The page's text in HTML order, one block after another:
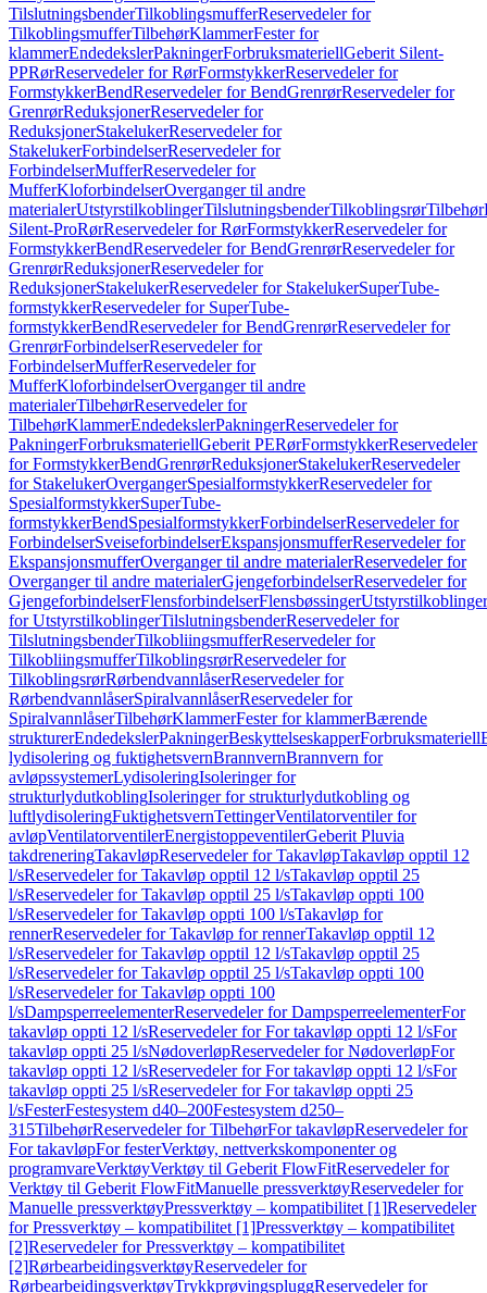
TilslutningsbenderTilkoblingsmufferReservedeler for
TilkoblingsmufferTilbehørKlammerFester for
klammerEndedekslerPakningerForbruksmateriellGeberit Silent-
PPRørReservedeler for RørFormstykkerReservedeler for
FormstykkerBendReservedeler for BendGrenrørReservedeler for
GrenrørReduksjonerReservedeler for
ReduksjonerStakelukerReservedeler for
StakelukerForbindelserReservedeler for
ForbindelserMufferReservedeler for
MufferKloforbindelserOverganger til andre
materialerUtstyrstilkoblingerTilslutningsbenderTilkoblingsrørTilbehør
Silent-ProRørReservedeler for RørFormstykkerReservedeler for
FormstykkerBendReservedeler for BendGrenrørReservedeler for
GrenrørReduksjonerReservedeler for
ReduksjonerStakelukerReservedeler for StakelukerSuperTube-
formstykkerReservedeler for SuperTube-
formstykkerBendReservedeler for BendGrenrørReservedeler for
GrenrørForbindelserReservedeler for
ForbindelserMufferReservedeler for
MufferKloforbindelserOverganger til andre
materialerTilbehørReservedeler for
TilbehørKlammerEndedekslerPakningerReservedeler for
PakningerForbruksmateriellGeberit PERørFormstykkerReservedeler
for FormstykkerBendGrenrørReduksjonerStakelukerReservedeler
for StakelukerOvergangerSpesialformstykkerReservedeler for
SpesialformstykkerSuperTube-
formstykkerBendSpesialformstykkerForbindelserReservedeler for
ForbindelserSveiseforbindelserEkspansjonsmufferReservedeler for
EkspansjonsmufferOverganger til andre materialerReservedeler for
Overganger til andre materialerGjengeforbindelserReservedeler for
GjengeforbindelserFlensforbindelserFlensbøssingerUtstyrstilkoblinger
for UtstyrstilkoblingerTilslutningsbenderReservedeler for
TilslutningsbenderTilkobliingsmufferReservedeler for
TilkobliingsmufferTilkoblingsrørReservedeler for
TilkoblingsrørRørbendvannlåserReservedeler for
RørbendvannlåserSpiralvannlåserReservedeler for
SpiralvannlåserTilbehørKlammerFester for klammerBærende
strukturerEndedekslerPakningerBeskyttelseskapperForbruksmateriell
lydisolering og fuktighetsvernBrannvernBrannvern for
avløpssystemerLydisoleringIsoleringer for
strukturlydutkoblingIsoleringer for strukturlydutkobling og
luftlydisoleringFuktighetsvernTettingerVentilatorventiler for
avløpVentilatorventilerEnergistoppeventilerGeberit Pluvia
takdreneringTakavløpReservedeler for TakavløpTakavløp opptil 12
l/sReservedeler for Takavløp opptil 12 l/sTakavløp opptil 25
l/sReservedeler for Takavløp opptil 25 l/sTakavløp oppti 100
l/sReservedeler for Takavløp oppti 100 l/sTakavløp for
rennerReservedeler for Takavløp for rennerTakavløp opptil 12
l/sReservedeler for Takavløp opptil 12 l/sTakavløp opptil 25
l/sReservedeler for Takavløp opptil 25 l/sTakavløp oppti 100
l/sReservedeler for Takavløp oppti 100
l/sDampsperreelementerReservedeler for DampsperreelementerFor
takavløp oppti 12 l/sReservedeler for For takavløp oppti 12 l/sFor
takavløp oppti 25 l/sNødoverløpReservedeler for NødoverløpFor
takavløp oppti 12 l/sReservedeler for For takavløp oppti 12 l/sFor
takavløp oppti 25 l/sReservedeler for For takavløp oppti 25
l/sFesterFestesystem d40–200Festesystem d250–
315TilbehørReservedeler for TilbehørFor takavløpReservedeler for
For takavløpFor festerVerktøy, nettverkskomponenter og
programvareVerktøyVerktøy til Geberit FlowFitReservedeler for
Verktøy til Geberit FlowFitManuelle pressverktøyReservedeler for
Manuelle pressverktøyPressverktøy – kompatibilitet [1]Reservedeler
for Pressverktøy – kompatibilitet [1]Pressverktøy – kompatibilitet
[2]Reservedeler for Pressverktøy – kompatibilitet
[2]RørbearbeidingsverktøyReservedeler for
RørbearbeidingsverktøyTrykkprøvingspluggReservedeler for